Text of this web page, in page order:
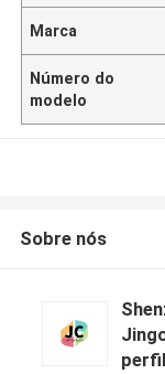
Marca
Número do
modelo
Sobre nós